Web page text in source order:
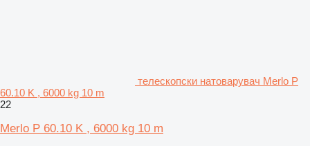
телескопски натоварувач Merlo P
60.10 K , 6000 kg 10 m
22
Merlo P 60.10 K , 6000 kg 10 m